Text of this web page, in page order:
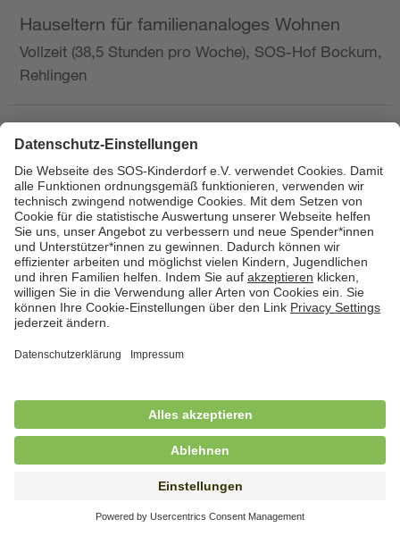
Hauseltern für familienanaloges Wohnen
Vollzeit (38,5 Stunden pro Woche), SOS-Hof Bockum,
Rehlingen
Hauswirtschafterin / Köchin (m/w/d) als
Ausbilderin (m/w/d) im Bereich
Nahrungszubereitung
in Vollzeit (38,5 Std./Wo.), SOS-Kinderdorf
Saarbrücken, Saarbrücken
Hauswirtschaftskraft (m/w/d)
in Teilzeit (mind. 20 - max. 30 Std./.Wo.), SOS-
Hauswirtschaftskraft (m/w/d)
in unbefristeter Anstellung, Teilzeit (20 Std./Wo.), SOS-
Kinderdorf Dortmund, Hagen